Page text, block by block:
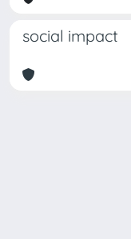
social impact